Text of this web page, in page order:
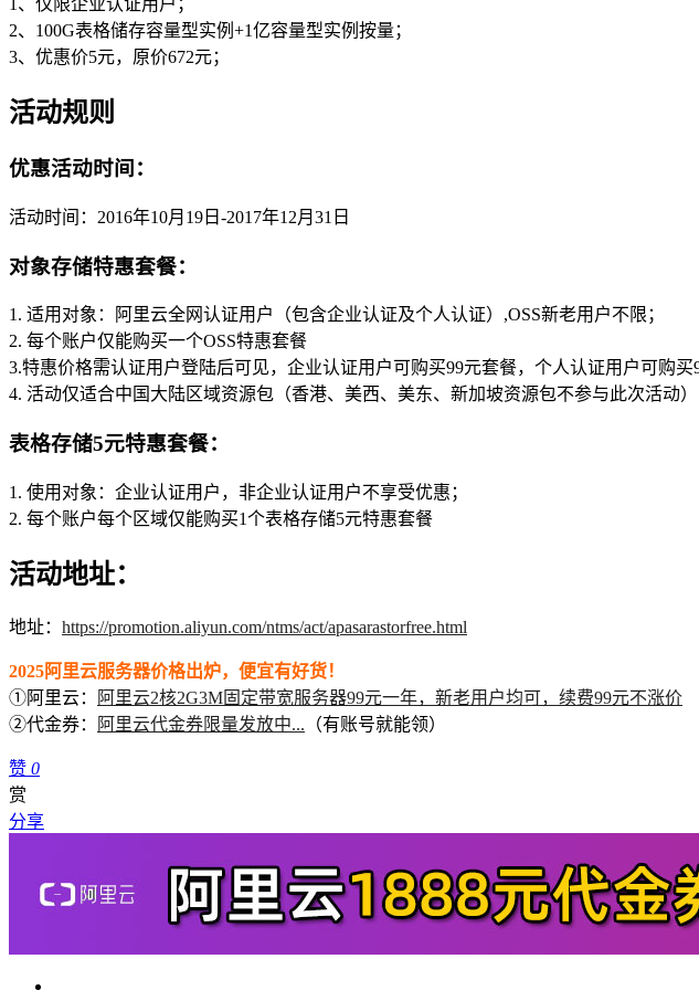
1、仅限企业认证用户；
2、100G表格储存容量型实例+1亿容量型实例按量；
3、优惠价5元，原价672元；
活动规则
优惠活动时间：
活动时间：2016年10月19日-2017年12月31日
对象存储特惠套餐：
1. 适用对象：阿里云全网认证用户（包含企业认证及个人认证）,OSS新老用户不限；
2. 每个账户仅能购买一个OSS特惠套餐
3.特惠价格需认证用户登陆后可见，企业认证用户可购买99元套餐，个人认证用户可购买9
4. 活动仅适合中国大陆区域资源包（香港、美西、美东、新加坡资源包不参与此次活动）
表格存储5元特惠套餐：
1. 使用对象：企业认证用户，非企业认证用户不享受优惠；
2. 每个账户每个区域仅能购买1个表格存储5元特惠套餐
活动地址：
地址： https://promotion.aliyun.com/ntms/act/apasarastorfree.html
2025阿里云服务器价格出炉，便宜有好货！
①阿里云：
阿里云2核2G3M固定带宽服务器99元一年，新老用户均可，续费99元不涨价
②代金券：
阿里云代金券限量发放中... （有账号就能领）
赞 0
赏
分享